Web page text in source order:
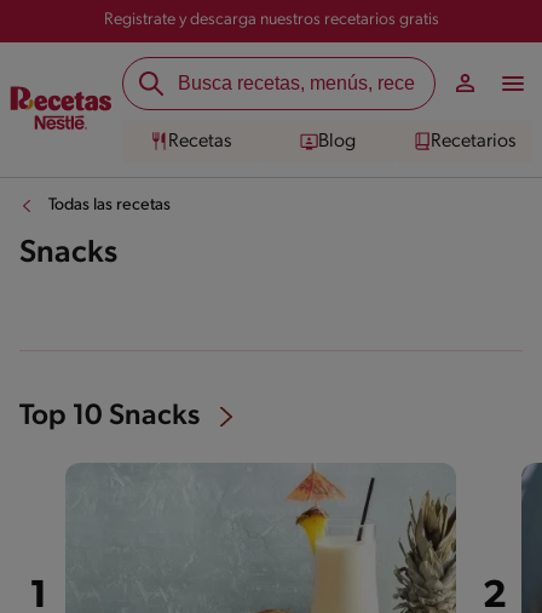
Registrate y descarga nuestros recetarios gratis
Recetas Blog Recetarios
Todas las recetas
Snacks
Top 10 Snacks